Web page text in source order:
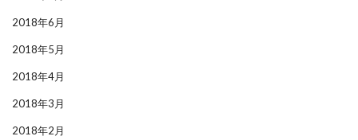
2018年6月
2018年5月
2018年4月
2018年3月
2018年2月